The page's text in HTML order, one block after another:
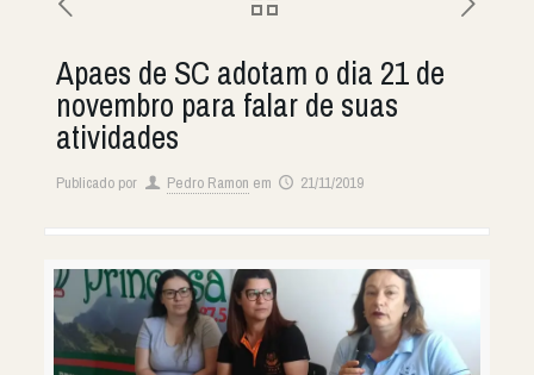
Apaes de SC adotam o dia 21 de
novembro para falar de suas
atividades
Publicado por Pedro Ramon em 21/11/2019